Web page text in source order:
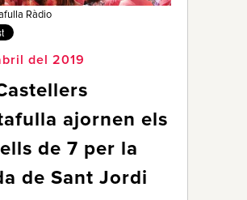
Qui Som
Ràdio
del 2019
ajornen els
de 7 per la
de Sant Jordi